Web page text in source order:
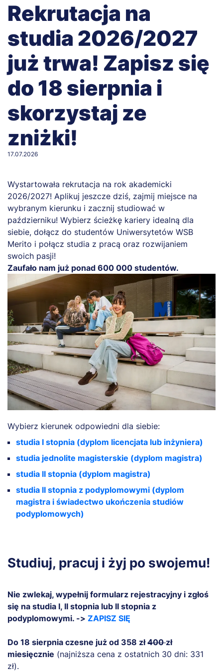
Rekrutacja na
studia 2026/2027
już trwa! Zapisz się
do 18 sierpnia i
skorzystaj ze
zniżki!
17.07.2026
Wystartowała rekrutacja na rok akademicki
2026/2027! Aplikuj jeszcze dziś, zajmij miejsce na
wybranym kierunku i zacznij studiować w
październiku! Wybierz ścieżkę kariery idealną dla
siebie, dołącz do studentów Uniwersytetów WSB
Merito i połącz studia z pracą oraz rozwijaniem
swoich pasji!
Zaufało nam już ponad 600 000 studentów.
Wybierz kierunek odpowiedni dla siebie:
studia I stopnia (dyplom licencjata lub inżyniera)
studia jednolite magisterskie (dyplom magistra)
studia II stopnia (dyplom magistra)
studia II stopnia z podyplomowymi (dyplom
magistra i świadectwo ukończenia studiów
podyplomowych)
Studiuj, pracuj i żyj po swojemu!
Nie zwlekaj, wypełnij formularz rejestracyjny i zgłoś
się na studia I, II stopnia lub II stopnia z
podyplomowymi. -> ZAPISZ SIĘ
Do 18 sierpnia czesne już od 358 zł400zł
miesięcznie (najniższa cena z ostatnich 30 dni: 331
zł).